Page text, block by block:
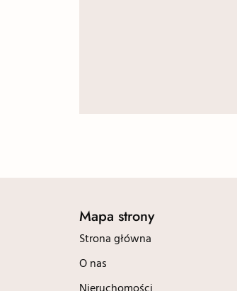
Mapa strony
Strona główna
O nas
Nieruchomości